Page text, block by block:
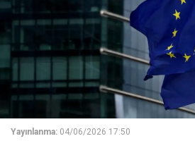
Yayınlanma: 04/06/2026 17:50